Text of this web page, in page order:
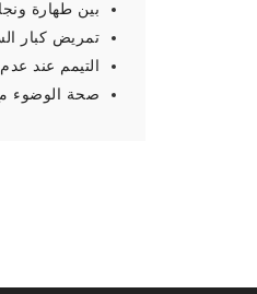
بين طهارة
تمريض كبار
التيمم عند
صحة الوضوء